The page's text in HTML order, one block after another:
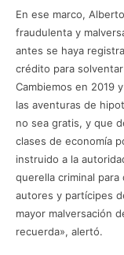
En ese marco,
fraudulenta y
antes se haya
crédito para
Cambiemos en 2019
las aventuras de
no sea gratis, y que
clases de economía
instruido a la
querella criminal
autores y partícipes
mayor malversación
recuerda», alertó.